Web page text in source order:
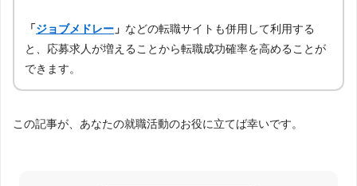
「ジョブメドレー 」 などの転職サイトも併用して利用する
と、応募求人が増えることから転職成功確率を高めることが
できます。
この記事が、あなたの就職活動のお役に立てば幸いです。